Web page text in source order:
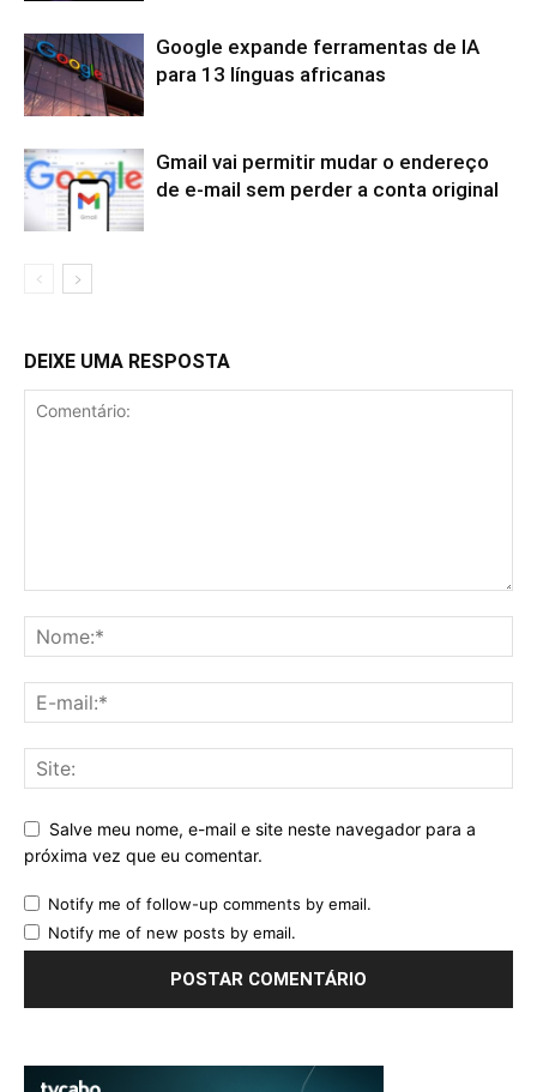
Google expande ferramentas de IA
para 13 línguas africanas
Gmail vai permitir mudar o endereço
de e-mail sem perder a conta original
DEIXE UMA RESPOSTA
Salve meu nome, e-mail e site neste navegador para a
próxima vez que eu comentar.
Notify me of follow-up comments by email.
Notify me of new posts by email.